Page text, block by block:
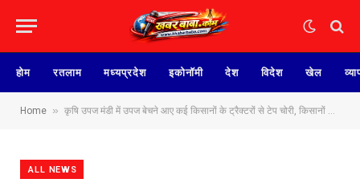
होम रतलाम मध्यप्रदेश इकोनॉमी देश विदेश खेल
Home » कृषि उपज मंडी में उपज बेचने आए कई किसानों के ट्रैक्टरों से टेप चोरी, किसानों ने किया हंगामा, पुलिस मौके पर पहुंची, सीसीटीवी फुटेज देखकर संदिग्धों की तलाश के प्रयास
ALL NEWS